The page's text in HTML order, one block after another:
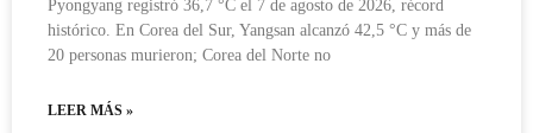
Pyongyang registró 36,7 °C el 7 de agosto de 2026, récord
histórico. En Corea del Sur, Yangsan alcanzó 42,5 °C y más de
20 personas murieron; Corea del Norte no
LEER MÁS »